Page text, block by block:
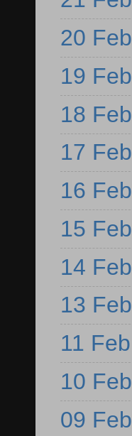
20 Feb
19 Feb
18 Feb
17 Feb
16 Feb
15 Feb
14 Feb
13 Feb
11 Feb
10 Feb
09 Feb